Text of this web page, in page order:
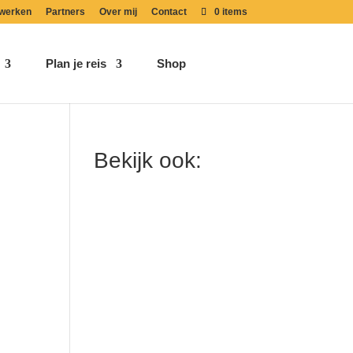
Partners Over mij Contact 0 items
Plan je reis Shop
Bekijk ook: